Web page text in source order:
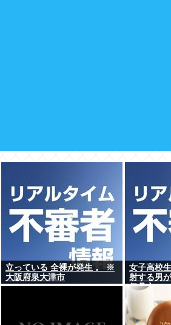
立っている 全裸が発生 。 ※
大阪府泉大津市
女子高校
射する男
伊丹市